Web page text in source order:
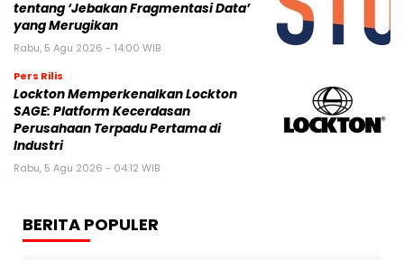
tentang ‘Jebakan Fragmentasi Data’
yang Merugikan
Rabu, 5 Agu 2026 - 14:00 WIB
Pers Rilis
Lockton Memperkenalkan Lockton
SAGE: Platform Kecerdasan
Perusahaan Terpadu Pertama di
Industri
Rabu, 5 Agu 2026 - 04:12 WIB
BERITA POPULER